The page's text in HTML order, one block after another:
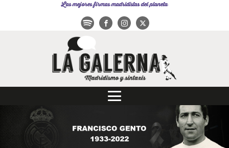
Las mejores firmas madridistas del planeta